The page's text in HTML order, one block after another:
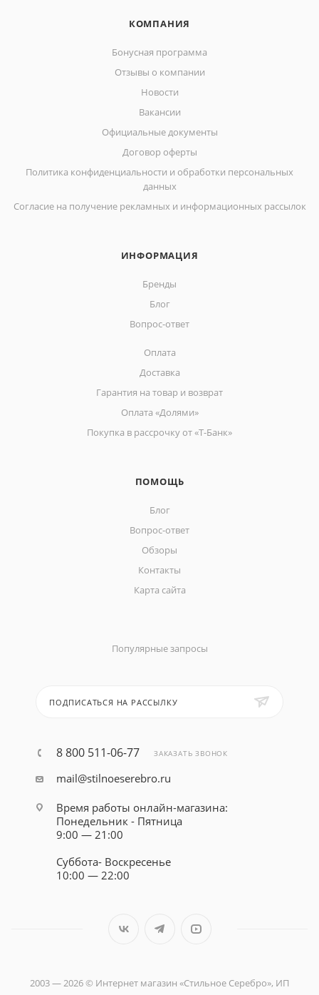
КОМПАНИЯ
Бонусная программа
Отзывы о компании
Новости
Вакансии
Официальные документы
Договор оферты
Политика конфиденциальности и обработки персональных
данных
Согласие на получение рекламных и информационных рассылок
ИНФОРМАЦИЯ
Бренды
Блог
Вопрос-ответ
Оплата
Доставка
Гарантия на товар и возврат
Оплата «Долями»
Покупка в рассрочку от «Т-Банк»
ПОМОЩЬ
Блог
Вопрос-ответ
Обзоры
Контакты
Карта сайта
Популярные запросы
ПОДПИСАТЬСЯ НА РАССЫЛКУ
8 800 511-06-77 ЗАКАЗАТЬ ЗВОНОК
mail@stilnoeserebro.ru
Время работы онлайн-магазина:
Понедельник - Пятница
9:00 — 21:00
Суббота- Воскресенье
10:00 — 22:00
2003 — 2026 © Интернет магазин «Стильное Серебро», ИП